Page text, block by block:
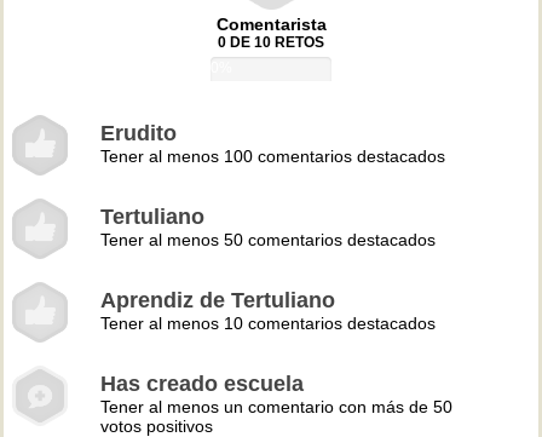
Comentarista
0 DE 10 RETOS
Erudito
Tener al menos 100 comentarios destacados
Tertuliano
Tener al menos 50 comentarios destacados
Aprendiz de Tertuliano
Tener al menos 10 comentarios destacados
Has creado escuela
Tener al menos un comentario con más de 50
votos positivos